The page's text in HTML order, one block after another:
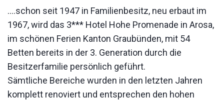
….schon seit 1947 in Familienbesitz, neu erbaut im
1967, wird das 3*** Hotel Hohe Promenade in Arosa,
im schönen Ferien Kanton Graubünden, mit 54
Betten bereits in der 3. Generation durch die
Besitzerfamilie persönlich geführt.
Sämtliche Bereiche wurden in den letzten Jahren
komplett renoviert und entsprechen den hohen